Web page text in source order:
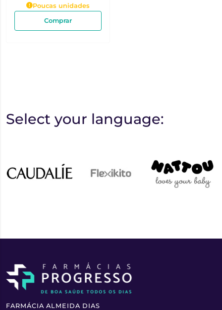
Poucas unidades
Comprar
Select your language:
FARMÁCIA ALMEIDA DIAS